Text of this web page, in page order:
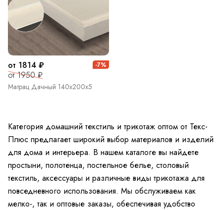
от 1814 ₽
от 1950 ₽
-7%
Матрац Дачный 140х200х5
Категория домашний текстиль и трикотаж оптом от Текс-
Плюс предлагает широкий выбор материалов и изделий
для дома и интерьера. В нашем каталоге вы найдете
простыни, полотенца, постельное белье, столовый
текстиль, аксессуары и различные виды трикотажа для
повседневного использования. Мы обслуживаем как
мелко-, так и оптовые заказы, обеспечивая удобство